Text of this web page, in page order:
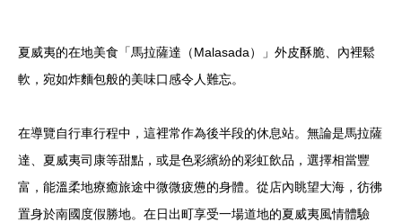
夏威夷的在地美食「馬拉薩達（Malasada）」外皮酥脆、內裡鬆
軟，宛如炸麵包般的美味口感令人難忘。
在導覽自行車行程中，這裡常作為後半段的休息站。無論是馬拉薩
達、夏威夷司康等甜點，或是色彩繽紛的彩虹飲品，選擇相當豐
富，能溫柔地療癒旅途中微微疲憊的身體。從店內眺望大海，彷彿
置身於南國度假勝地。在日出町享受一場道地的夏威夷風情體驗